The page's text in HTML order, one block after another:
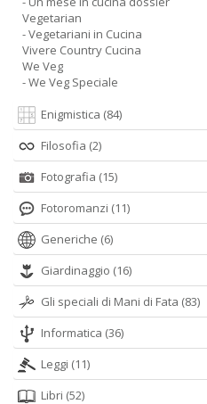
Vegetarian
- Vegetariani in Cucina
Vivere Country Cucina
We Veg
- We Veg Speciale
Enigmistica (84)
Filosofia (2)
Fotografia (15)
Fotoromanzi (11)
Generiche (6)
Giardinaggio (16)
Gli speciali di Mani di Fata (83)
Informatica (36)
Leggi (11)
Libri (52)